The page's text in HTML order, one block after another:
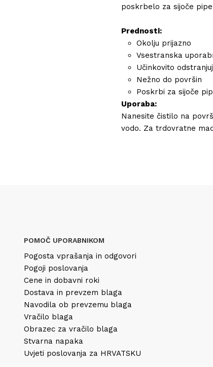
poskrbelo za sijoče
Prednosti:
Okolju prijazno
Vsestranska
Učinkovito
Nežno do površin
Poskrbi za sijoče
Uporaba:
Nanesite čistilo na
vodo. Za trdovratne
POMOČ UPORABNIKOM
Pogosta vprašanja in odgovori
Pogoji poslovanja
Cene in dobavni roki
Dostava in prevzem blaga
Navodila ob prevzemu blaga
Vračilo blaga
Obrazec za vračilo blaga
Stvarna napaka
Uvjeti poslovanja za HRVATSKU